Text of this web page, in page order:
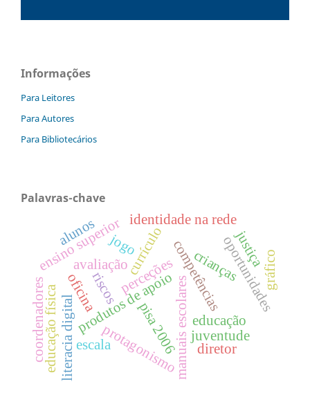
Informações
Para Leitores
Para Autores
Para Bibliotecários
Palavras-chave
produtos de apoio
avaliaçãocurrículo
manuais escolares
competências
pisa 2006
literacia digital
identidade na rede
juventude
crianças
riscos oportunidades
jogo
educação física protagonismo
escala
gráfico
oficina
ensino superior justiça
educação
perceções
alunos
coordenadores diretor